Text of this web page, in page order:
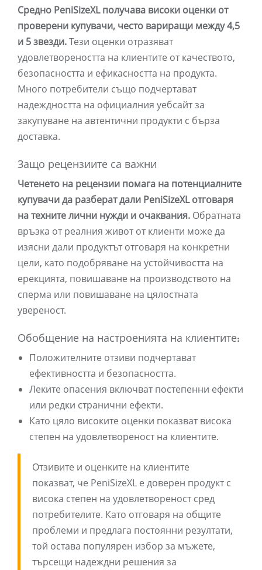
Средно PeniSizeXL получава високи оценки от
проверени купувачи, често вариращи между 4,5
и 5 звезди.Тези оценки отразяват
удовлетвореността на клиентите от качеството,
безопасността и ефикасността на продукта.
Много потребители също подчертават
надеждността на официалния уебсайт за
закупуване на автентични продукти с бърза
доставка.
Защо рецензиите са важни
Четенето на рецензии помага на потенциалните
купувачи да разберат дали PeniSizeXL отговаря
на техните лични нужди и очаквания. Обратната
връзка от реалния живот от клиенти може да
изясни дали продуктът отговаря на конкретни
цели, като подобряване на устойчивостта на
ерекцията, повишаване на производството на
сперма или повишаване на цялостната
увереност.
Обобщение на настроенията на клиентите:
Положителните отзиви подчертават
ефективността и безопасността.
Леките опасения включват постепенни ефекти
или редки странични ефекти.
Като цяло високите оценки показват висока
степен на удовлетвореност на клиентите.
Отзивите и оценките на клиентите
показват, че PeniSizeXL е доверен продукт с
висока степен на удовлетвореност сред
потребителите. Като отговаря на общите
проблеми и предлага постоянни резултати,
той остава популярен избор за мъжете,
търсещи надеждни решения за